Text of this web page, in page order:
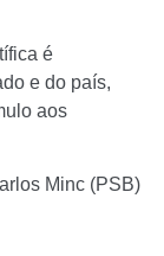
é
e do país,
aos
Minc (PSB)